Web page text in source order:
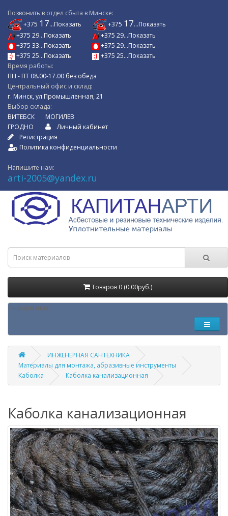
Позвонить в отдел сбыта в Минске:
+375 17...Показать
+375 29...Показать
+375 33...Показать
+375 25...Показать
+375 17...Показать
+375 29...Показать
+375 29...Показать
+375 25...Показать
Время работы:
ПН - ПТ 08.00-17.00 без обеда
Центральный офис и склад:
г. Минск, ул.Промышленная, 21
Выбор склада:
ВИТЕБСК
ГРОДНО
МОГИЛЕВ
Личный кабинет
Регистрация
Политика конфиденциальности
Напишите нам:
arti-2005@yandex.ru
Товаров 0 (0.00руб.)
Информация
ИНЖЕНЕРНАЯ САНТЕХНИКА
Материалы для монтажа, абразивные инструменты
Каболка
Каболка канализационная
Каболка канализационная